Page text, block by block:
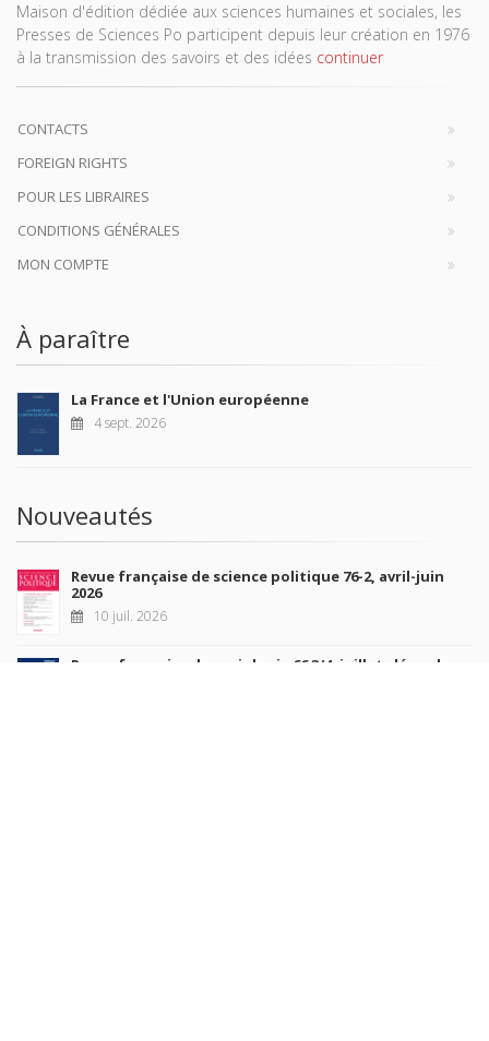
Maison d'édition dédiée aux sciences humaines et sociales, les
Presses de Sciences Po participent depuis leur création en 1976
à la transmission des savoirs et des idées continuer
CONTACTS
FOREIGN RIGHTS
POUR LES LIBRAIRES
CONDITIONS GÉNÉRALES
MON COMPTE
À paraître
La France et l'Union européenne
4 sept. 2026
Nouveautés
Revue française de science politique 76-2, avril-juin
2026
10 juil. 2026
Revue française de sociologie 66 3/4, juillet-décembre